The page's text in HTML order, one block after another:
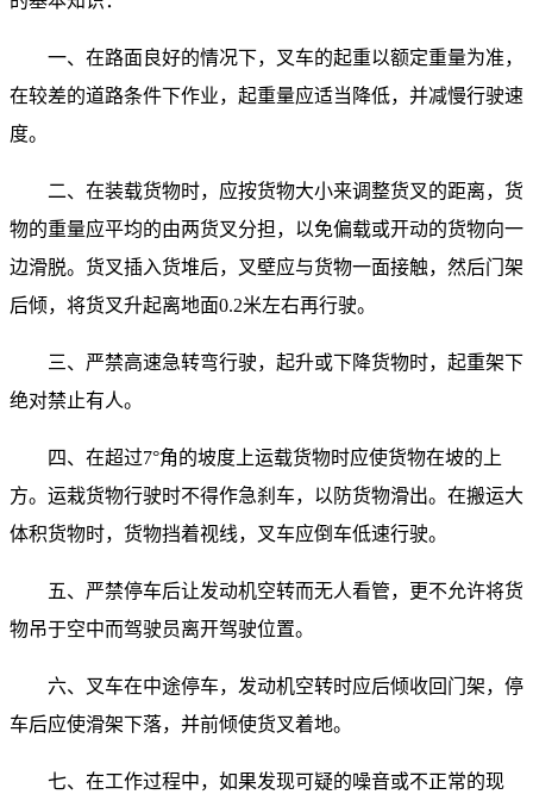
一、在路面良好的情况下，叉车的起重以额定重量为准，
在较差的道路条件下作业，起重量应适当降低，并减慢行驶速
度。
二、在装载货物时，应按货物大小来调整货叉的距离，货
物的重量应平均的由两货叉分担，以免偏载或开动的货物向一
边滑脱。货叉插入货堆后，叉壁应与货物一面接触，然后门架
后倾，将货叉升起离地面0.2米左右再行驶。
三、严禁高速急转弯行驶，起升或下降货物时，起重架下
绝对禁止有人。
四、在超过7°角的坡度上运载货物时应使货物在坡的上
方。运栽货物行驶时不得作急刹车，以防货物滑出。在搬运大
体积货物时，货物挡着视线，叉车应倒车低速行驶。
五、严禁停车后让发动机空转而无人看管，更不允许将货
物吊于空中而驾驶员离开驾驶位置。
六、叉车在中途停车，发动机空转时应后倾收回门架，停
车后应使滑架下落，并前倾使货叉着地。
七、在工作过程中，如果发现可疑的噪音或不正常的现